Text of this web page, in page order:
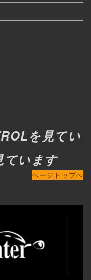
を見てい
ています
ページトップへ